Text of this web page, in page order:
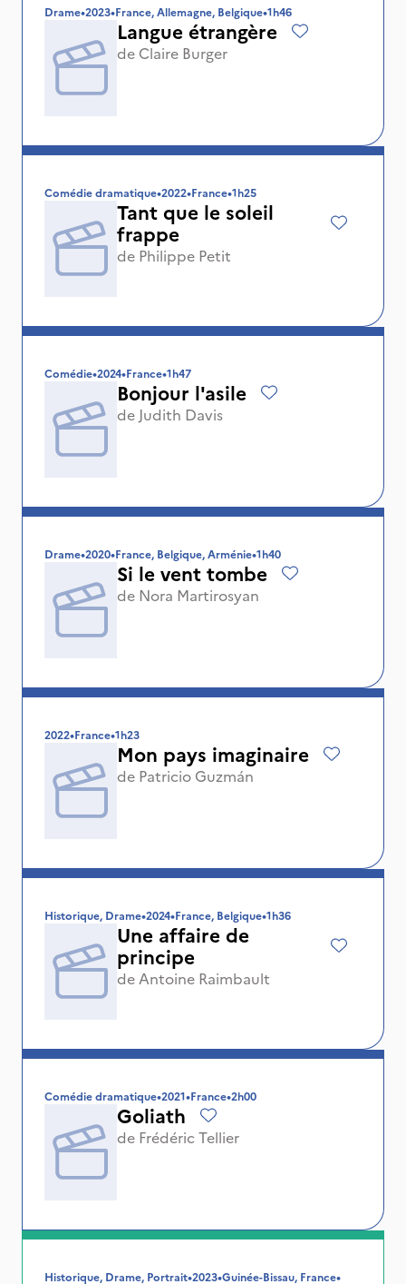
Drame•2023•France, Allemagne, Belgique•1h46
Langue étrangère
de Claire Burger
Comédie dramatique•2022•France•1h25
Tant que le soleil
frappe
de Philippe Petit
Comédie•2024•France•1h47
Bonjour l'asile
de Judith Davis
Drame•2020•France, Belgique, Arménie•1h40
Si le vent tombe
de Nora Martirosyan
2022•France•1h23
Mon pays imaginaire
de Patricio Guzmán
Historique, Drame•2024•France, Belgique•1h36
Une affaire de
principe
de Antoine Raimbault
Comédie dramatique•2021•France•2h00
Goliath
de Frédéric Tellier
Historique, Drame, Portrait•2023•Guinée-Bissau, France•